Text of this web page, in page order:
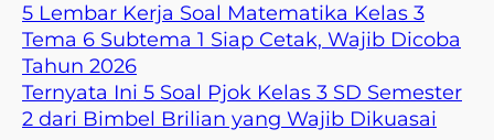
5 Lembar Kerja Soal Matematika Kelas 3
Tema 6 Subtema 1 Siap Cetak, Wajib Dicoba
Tahun 2026
Ternyata Ini 5 Soal Pjok Kelas 3 SD Semester
2 dari Bimbel Brilian yang Wajib Dikuasai